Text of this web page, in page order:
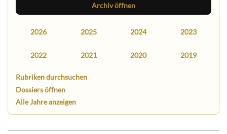
Archiv öffnen
2026 2025 2024 2023
2022 2021 2020 2019
Rubriken durchsuchen
Dossiers öffnen
Alle Jahre anzeigen